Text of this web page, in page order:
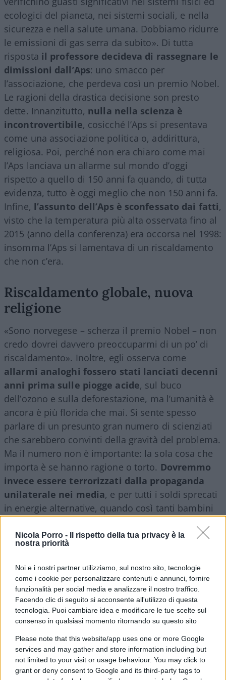
Nicola Porro -
Il rispetto della tua privacy è la
nostra priorità
Noi e i nostri partner utilizziamo, sul nostro sito, tecnologie
come i cookie per personalizzare contenuti e annunci, fornire
funzionalità per social media e analizzare il nostro traffico.
Facendo clic di seguito si acconsente all'utilizzo di questa
tecnologia. Puoi cambiare idea e modificare le tue scelte sul
consenso in qualsiasi momento ritornando su questo sito
Please note that this website/app uses one or more Google
services and may gather and store information including but
not limited to your visit or usage behaviour. You may click to
grant or deny consent to Google and its third-party tags to
ecologici del pianeta, nei sistemi sociali, e nella
sicurezza e nella salute umana. Dobbiamo ridurre
le emissioni di gas serra da subito». Di tutta
risposta il professore decideva di rassegnare le
dimissioni dall’Aps: uno smacco per
l’associazione, che perdeva così un premio Nobel.
Le ragioni della drastica decisione son presto
dette. Innanzitutto, nulla nella scienza è
incontrovertibile, cosicché l’Aps si presentava
come una associazione politica o, addirittura,
religiosa. Poi, perché non era chiaro come mai
l’Aps lanciava un allarme sul mondo d’oggi
rispetto a quello di 150 anni fa quando, di tutta
evidenza, tutto è oggi meglio che non 150 anni fa.
Infine, l’assunto dell’Aps è sconfessato dai fatti,
visto che la temperatura più alta osservata fino al
2015 (anno della conferenza) era occorsa nel 1998:
insomma l’Aps si lamentava di un riscaldamento
che non c’era.
Riscaldamento globale, nuova
religione
«Sono norvegese – scherza il premio Nobel – non
credo dovrei davvero preoccuparmi di un po’ di
riscaldamento». Inoltre, egli osserva come
allarmi analoghi fossero stati lanciati decenni
anni prima sulle piogge acide, sul buco
dell’ozono e sulla deforestazione, ma l’umanità è
ancora è più florida che mai. Si sente spesso
parlare di un presunto gran numero di scienziati
che sarebbero convinti della gravità del problema.
Ma il numero non è importante: la sola cosa che
importa è se hanno ragione o torto. Dovremmo
invece essere terrorizzati dalla propaganda
unilaterale nei media, e per tutti i soldi sprecati
in energie alternative, quando così tanti bambini
riscaldamento globale è diventato una nuova
religioneperché è proibito discuterne,
esattamente come non si discutono i dogmi
religiosi. Per esempio, se uno osserva che
l’aumento allarmante delle temperature medie
globali è di fatto un aumento dello 0.3% in 150
anni, e che ci sono luoghi del pianeta con
anno, cosicché è ridicolo allarmarsi per 0.8 gradi
in 150 anni, quello viene messo subito a tacere e
additato come negazionista.